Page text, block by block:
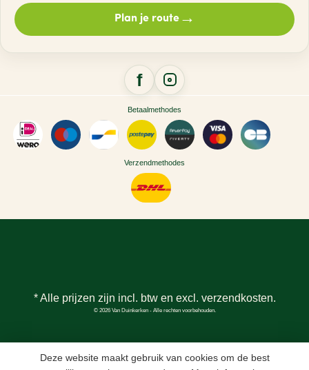
Plan je route→
Betaalmethodes
Verzendmethodes
* Alle prijzen zijn incl. btw en excl. verzendkosten.
© 2026 Van Duinkerken - Alle rechten voorbehouden.
Deze website maakt gebruik van cookies om de best